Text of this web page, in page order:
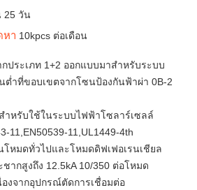
25 วัน
หา 10kpcs ต่อเดือน
ประเภท 1+2 ออกแบบมาสำหรับระบบ
ต่ำที่ขอบเขตจากโซนป้องกันฟ้าผ่า 0B-2
ำหรับใช้ในระบบไฟฟ้าโซลาร์เซลล์
11,EN50539-11,UL1449-4th
โหมดทั่วไปและโหมดดิฟเฟอเรนเชียล
ากสูงถึง 12.5kA 10/350 ต่อโหมด
งจากอุปกรณ์ตัดการเชื่อมต่อ